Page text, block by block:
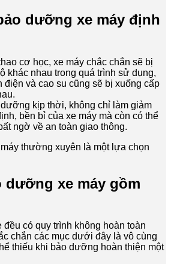
dưỡng xe máy định
cơ học, xe máy chắc chắn sẽ bị
khác nhau trong quá trình sử dụng,
điện và cao su cũng sẽ bị xuống cấp
kịp thời, không chỉ làm giảm
bền bỉ của xe máy mà còn có thể
ngờ về an toàn giao thông.
thường xuyên là một lựa chọn
dưỡng xe máy gồm
có quy trình không hoàn toàn
chắn các mục dưới đây là vô cùng
thiếu khi bảo dưỡng hoàn thiện một